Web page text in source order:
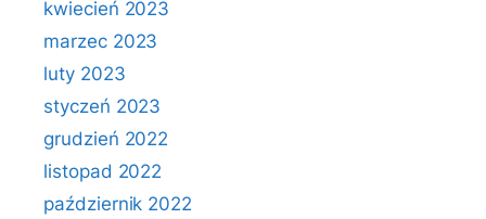
kwiecień 2023
marzec 2023
luty 2023
styczeń 2023
grudzień 2022
listopad 2022
październik 2022